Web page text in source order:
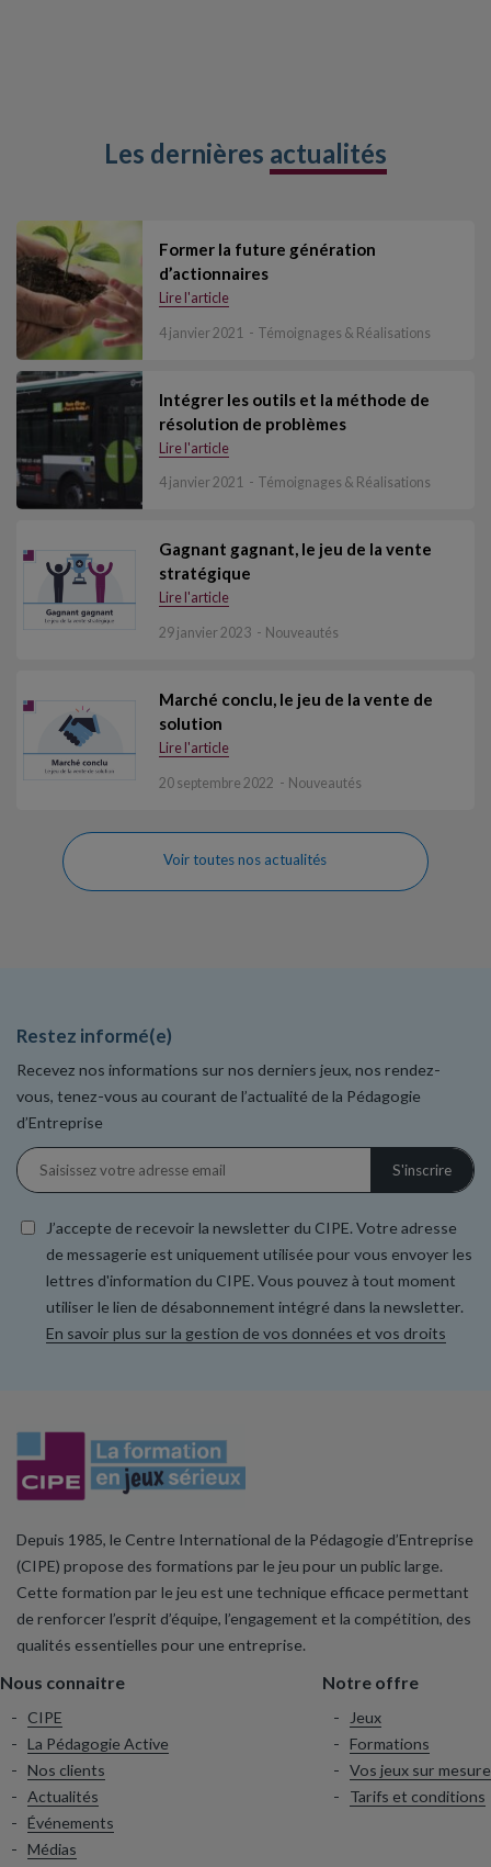
Les dernières actualités
Former la future génération
d’actionnaires
Lire l'article
4 janvier 2021 Témoignages & Réalisations
Intégrer les outils et la méthode de
résolution de problèmes
Lire l'article
4 janvier 2021 Témoignages & Réalisations
Gagnant gagnant, le jeu de la vente
stratégique
Lire l'article
29 janvier 2023 Nouveautés
Marché conclu, le jeu de la vente de
solution
Lire l'article
20 septembre 2022 Nouveautés
Voir toutes nos actualités
Restez informé(e)
Recevez nos informations sur nos derniers jeux, nos rendez-
vous, tenez-vous au courant de l’actualité de la Pédagogie
d’Entreprise
J’accepte de recevoir la newsletter du CIPE. Votre adresse
de messagerie est uniquement utilisée pour vous envoyer les
lettres d'information du CIPE. Vous pouvez à tout moment
utiliser le lien de désabonnement intégré dans la newsletter.
En savoir plus sur la gestion de vos données et vos droits
Depuis 1985, le Centre International de la Pédagogie d’Entreprise
(CIPE) propose des formations par le jeu pour un public large.
Cette formation par le jeu est une technique efficace permettant
de renforcer l’esprit d’équipe, l’engagement et la compétition, des
qualités essentielles pour une entreprise.
Nous connaitre
CIPE
La Pédagogie Active
Nos clients
Actualités
Événements
Médias
Notre offre
Jeux
Formations
Vos jeux sur mesure
Tarifs et conditions